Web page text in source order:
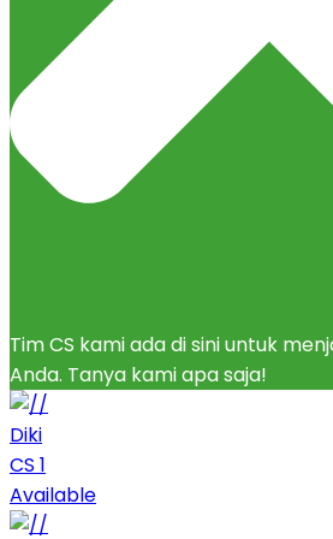
Tim CS kami ada di sini untuk
Anda. Tanya kami apa saja!
Diki
CS 1
Available